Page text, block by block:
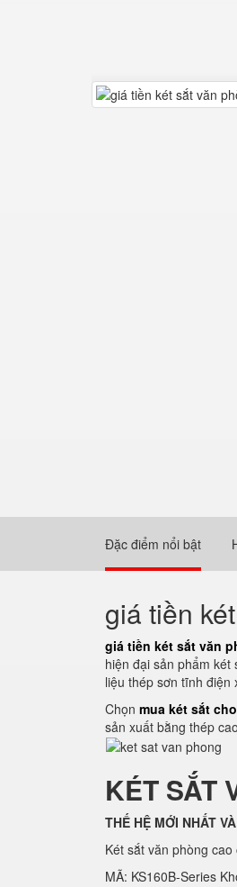
Đặc điểm nổi bật
giá tiền
giá tiền két sắt văn
hiện đại sản phẩm
liệu thép sơn tĩnh điện
Chọn mua két sắt
sản xuất bằng thép
KÉT SẮT
THẾ HỆ MỚI NHẤT
Két sắt văn phòng
MÃ: KS160B-Series